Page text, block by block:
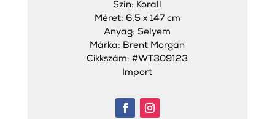
Szín: Korall
Méret: 6,5 x 147 cm
Anyag: Selyem
Márka: Brent Morgan
Cikkszám: #WT309123
Import